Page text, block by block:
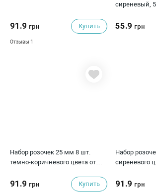
91.9 грн Купить
Отзывы 1
сиреневый,
55.9 грн
Набор розочек 25 мм 8 шт.
темно-коричневого цвета от
91.9 грн Купить
Набор
сиреневого
91.9 грн